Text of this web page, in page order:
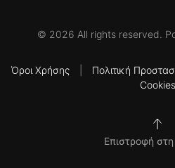
© 2026 All rights reserved.
Όροι Χρήσης Πολιτική
Cookies
Επιστροφή